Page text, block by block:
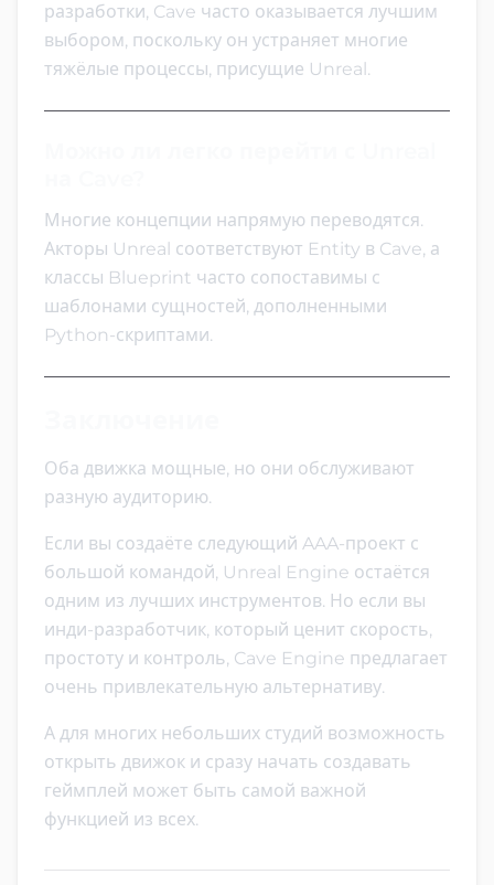
разработки, Cave часто оказывается лучшим
выбором, поскольку он устраняет многие
тяжёлые процессы, присущие Unreal.
Многие концепции напрямую переводятся.
Акторы Unreal соответствуют Entity в Cave, а
классы Blueprint часто сопоставимы с
шаблонами сущностей, дополненными
Python-скриптами.
Оба движка мощные, но они обслуживают
разную аудиторию.
Если вы создаёте следующий AAA-проект с
большой командой, Unreal Engine остаётся
одним из лучших инструментов. Но если вы
инди-разработчик, который ценит скорость,
простоту и контроль, Cave Engine предлагает
очень привлекательную альтернативу.
А для многих небольших студий возможность
открыть движок и сразу начать создавать
геймплей может быть самой важной
функцией из всех.